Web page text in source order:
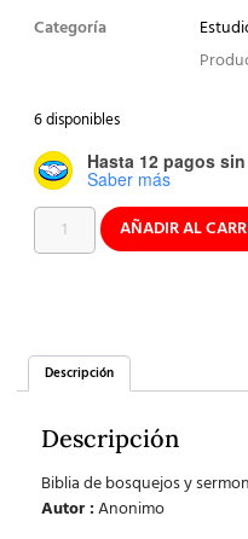
Categoría
6 disponibles
Hasta 12 pagos
Saber más
AÑADIR AL
Descripción
Descripción
Biblia de bosquejos y
Autor :Anonimo